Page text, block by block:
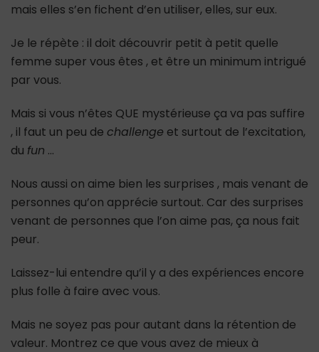
mais elles s’en fichent d’en utiliser, elles, sur eux.
Je le répète : il doit découvrir petit à petit quelle
femme super vous êtes , et être un minimum intrigué
par vous.
Mais si vous n’êtes QUE mystérieuse ça va pas suffire
, il faut un peu de challenge et surtout de l’excitation,
du fun …
Nous aussi on aime bien les surprises , mais venant de
personnes qu’on apprécie surtout. Car des surprises
venant de personnes que l’on aime pas, ça nous fait
peur.
Laissez-lui entendre qu’il y a des expériences encore
plus folle à faire avec vous.
Mais ne soyez pas pour autant dans la rétention de
valeur. Montrez ce que vous avez de mieux à